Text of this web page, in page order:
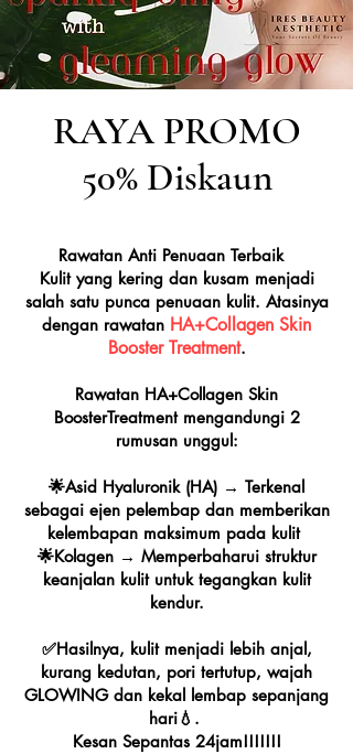
RAYA PROMO
50% Diskaun
Rawatan Anti Penuaan Terbaik
Kulit yang kering dan kusam menjadi
salah satu punca penuaan kulit. Atasinya
dengan rawatan HA+Collagen Skin
Booster Treatment.
Rawatan HA+Collagen Skin
BoosterTreatment mengandungi 2
rumusan unggul:
🌟Asid Hyaluronik (HA) → Terkenal
sebagai ejen pelembap dan memberikan
kelembapan maksimum pada kulit
🌟Kolagen → Memperbaharui struktur
keanjalan kulit untuk tegangkan kulit
kendur.
✅Hasilnya, kulit menjadi lebih anjal,
kurang kedutan, pori tertutup, wajah
GLOWING dan kekal lembap sepanjang
hari💧.
Kesan Sepantas 24jam!!!!!!!